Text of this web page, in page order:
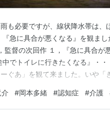
も必要ですが、線状降水帯は、
急に具合が悪くなる』を観ま
監督の次回作 １，『急に具合が
でトイレに行きたくなる』・・
ぐあ」を観て来ました。いや「
マリー＝ルーの方は、老人介護
チュード」という認…
#岡本多緒 #認知症 #介護